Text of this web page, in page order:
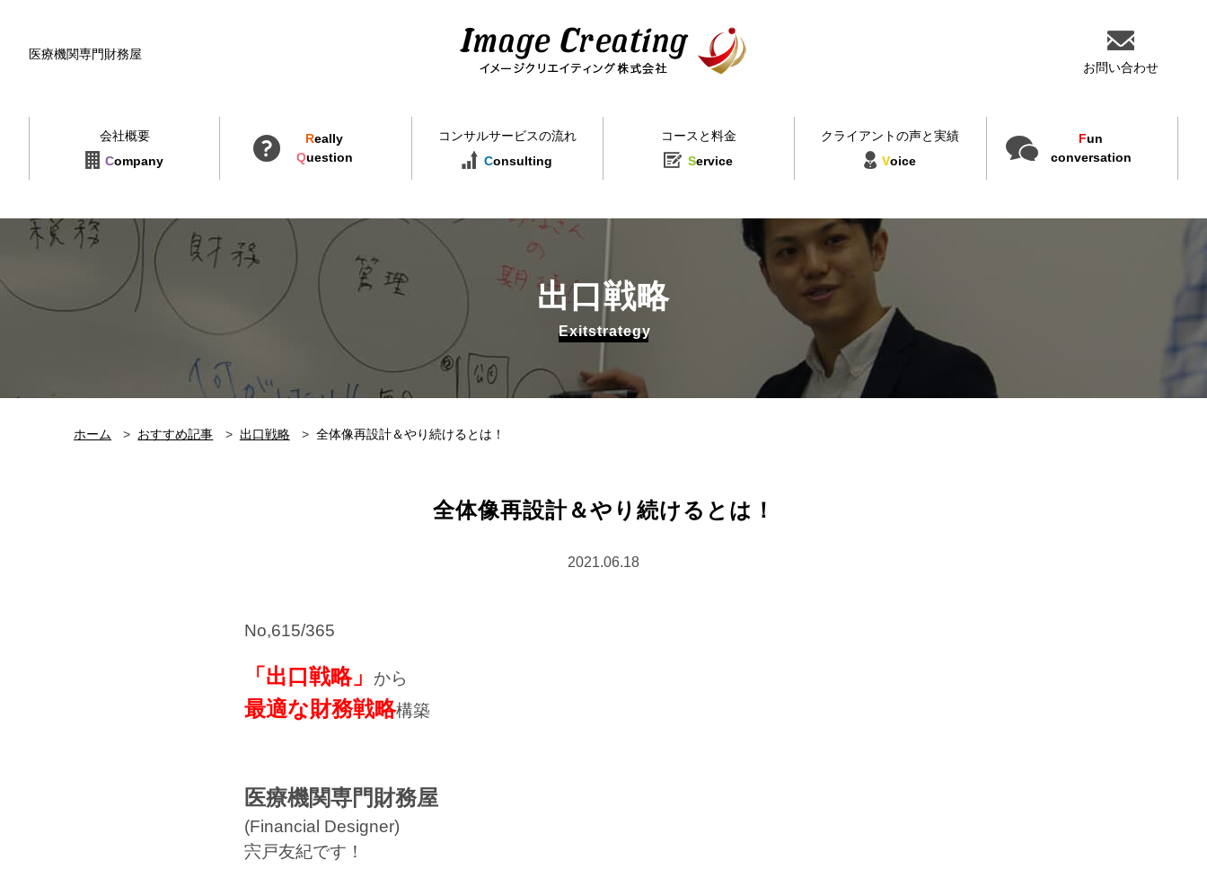
医療機関専門財務屋
お問い合わせ
会社概要
Company
Really
Question
コンサルサービスの流れ
Consulting
コースと料金
Service
クライアントの声と実績
Voice
Fun
conversation
出口戦略
Exitstrategy
ホーム おすすめ記事 出口戦略 全体像再設計＆やり続けるとは！
全体像再設計＆やり続けるとは！
2021.06.18
No,615/365
「出口戦略」 から
最適な財務戦略構築
医療機関専門財務屋
(Financial Designer)
宍戸友紀です！